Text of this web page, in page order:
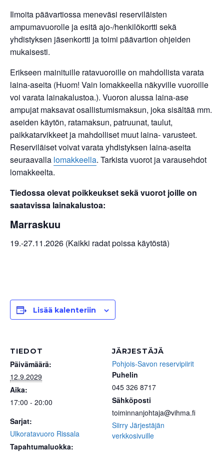
Ilmoita päävartiossa meneväsi reserviläisten
ampumavuorolle ja esitä ajo-/henkilökortti sekä
yhdistyksen jäsenkortti ja toimi päävartion ohjeiden
mukaisesti.
Erikseen mainituille ratavuoroille on mahdollista varata
laina-aseita (Huom! Vain lomakkeella näkyville vuoroille
voi varata lainakalustoa.). Vuoron alussa laina-ase
ampujat maksavat osallistumismaksun, joka sisältää mm.
aseiden käytön, ratamaksun, patruunat, taulut,
paikkatarvikkeet ja mahdolliset muut laina- varusteet.
Reserviläiset voivat varata yhdistyksen laina-aseita
seuraavalla lomakkeella. Tarkista vuorot ja varausehdot
lomakkeelta.
Tiedossa olevat poikkeukset sekä vuorot joille on
saatavissa lainakalustoa:
Marraskuu
19.-27.11.2026 (Kaikki radat poissa käytöstä)
Lisää kalenteriin
TIEDOT
Päivämäärä:
12.9.2029
Aika:
17:00 - 20:00
Sarjat:
Ulkoratavuoro Rissala
Tapahtumaluokka:
JÄRJESTÄJÄ
Pohjois-Savon reservipiirit
Puhelin
045 326 8717
Sähköposti
toiminnanjohtaja@vihma.fi
Siirry Järjestäjän
verkkosivuille